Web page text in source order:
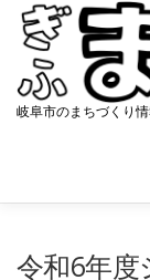
プ
岐阜市のまちづくり
令和6年